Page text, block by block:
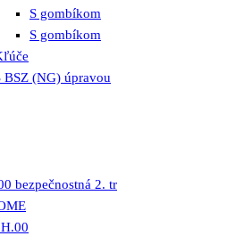
S gombíkom
S gombíkom
BSZ (NG) úpravou
bezpečnostná 2. tr